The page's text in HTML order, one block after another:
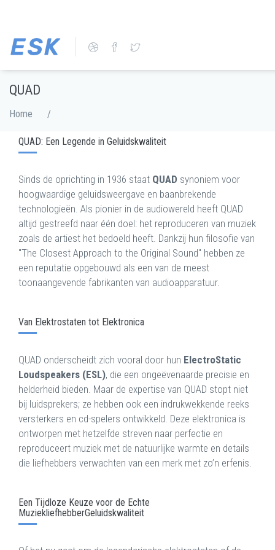
main
content
QUAD
Breadcrumb
Home /
QUAD: Een Legende in Geluidskwaliteit
Sinds de oprichting in 1936 staat QUAD synoniem voor
hoogwaardige geluidsweergave en baanbrekende
technologieën. Als pionier in de audiowereld heeft QUAD
altijd gestreefd naar één doel: het reproduceren van muziek
zoals de artiest het bedoeld heeft. Dankzij hun filosofie van
"The Closest Approach to the Original Sound" hebben ze
een reputatie opgebouwd als een van de meest
toonaangevende fabrikanten van audioapparatuur.
Van Elektrostaten tot Elektronica
QUAD onderscheidt zich vooral door hun ElectroStatic
Loudspeakers (ESL), die een ongeëvenaarde precisie en
helderheid bieden. Maar de expertise van QUAD stopt niet
bij luidsprekers; ze hebben ook een indrukwekkende reeks
versterkers en cd-spelers ontwikkeld. Deze elektronica is
ontworpen met hetzelfde streven naar perfectie en
reproduceert muziek met de natuurlijke warmte en details
die liefhebbers verwachten van een merk met zo’n erfenis.
Een Tijdloze Keuze voor de Echte
MuziekliefhebberGeluidskwaliteit